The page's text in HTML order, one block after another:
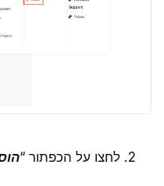
לחצו על הכפתור “